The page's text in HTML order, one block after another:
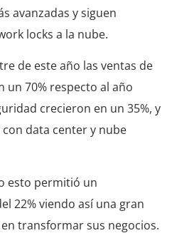
avanzadas y siguen
locks a la nube.
de este año las ventas de
un 70% respecto al año
crecieron en un 35%, y
data center y nube
esto permitió un
22% viendo así una gran
transformar sus negocios.